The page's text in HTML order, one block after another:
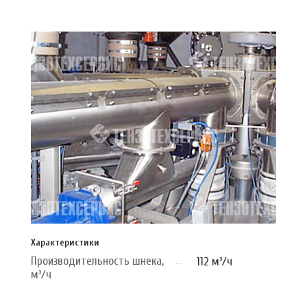
Характеристики
Производительность шнека,
м³/ч
112 м³/ч